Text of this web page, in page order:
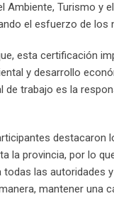
Ambiente, Turismo y
el esfuerzo de los
esta certificación
y desarrollo
de trabajo es la
destacaron
la provincia, por lo
todas las autoridades
mantener una